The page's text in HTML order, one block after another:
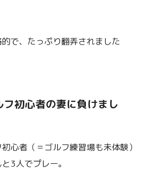
で、たっぷり翻弄されました
フ初心者の妻に負けまし
心者（＝ゴルフ練習場も未体験）
3人でプレー。